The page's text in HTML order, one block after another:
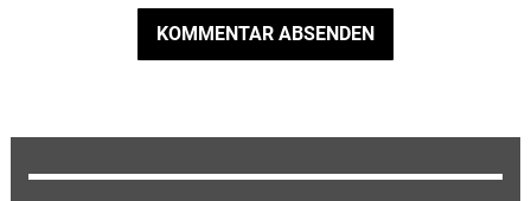
KOMMENTAR ABSENDEN